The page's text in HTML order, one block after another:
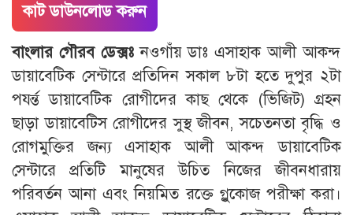
কাট ডাউনলোড করুন
বাংলার গৌরব ডেক্সঃনওগাঁয় ডাঃ এসাহাক আলী আকন্দ
ডায়াবেটিক সেন্টারে প্রতিদিন সকাল ৮টা হতে দুপুর ২টা
পযর্ন্ত ডায়াবেটিক রোগীদের কাছ থেকে (ভিজিট) গ্রহন
ছাড়া ডায়াবেটিস রোগীদের সুস্থ জীবন, সচেতনতা বৃদ্ধি ও
রোগমুক্তির জন্য এসাহাক আলী আকন্দ ডায়াবেটিক
সেন্টারে প্রতিটি মানুষের উচিত নিজের জীবনধারায়
পরিবর্তন আনা এবং নিয়মিত রক্তে গ্লুকোজ পরীক্ষা করা।